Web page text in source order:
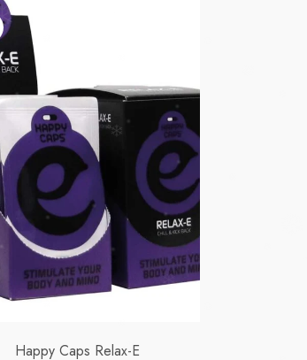
Happy Caps Relax-E